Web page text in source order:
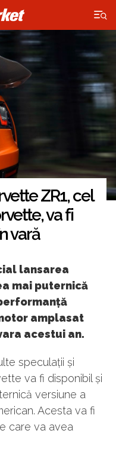
×
ZR1, cel
va fi
vară
lansarea
mai puternică
amplasat
acestui an.
speculații și
va fi disponibil și
versiune a
Acesta va fi
care va avea